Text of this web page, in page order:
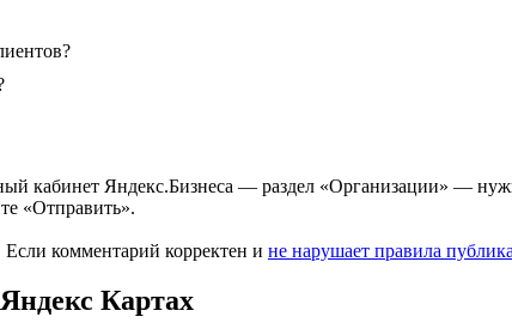
кабинет Яндекс.Бизнеса — раздел «Организации»
«Отправить».
Если комментарий корректен и не нарушает правила
Картах